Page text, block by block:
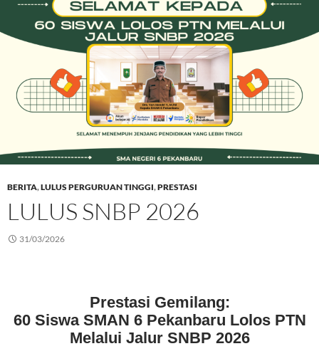
BERITA,LULUS PERGURUAN TINGGI,PRESTASI
LULUS SNBP 2026
31/03/2026
Prestasi Gemilang:
60 Siswa SMAN 6 Pekanbaru Lolos PTN
Melalui Jalur SNBP 2026